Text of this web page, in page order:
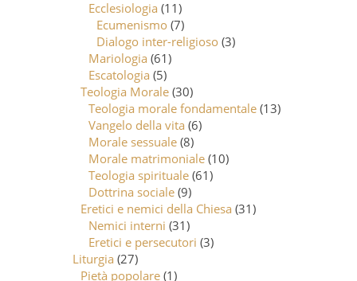
Ecclesiologia (11)
Ecumenismo (7)
Dialogo inter-religioso (3)
Mariologia (61)
Escatologia (5)
Teologia Morale (30)
Teologia morale fondamentale (13)
Vangelo della vita (6)
Morale sessuale (8)
Morale matrimoniale (10)
Teologia spirituale (61)
Dottrina sociale (9)
Eretici e nemici della Chiesa (31)
Nemici interni (31)
Eretici e persecutori (3)
Liturgia (27)
Pietà popolare (1)